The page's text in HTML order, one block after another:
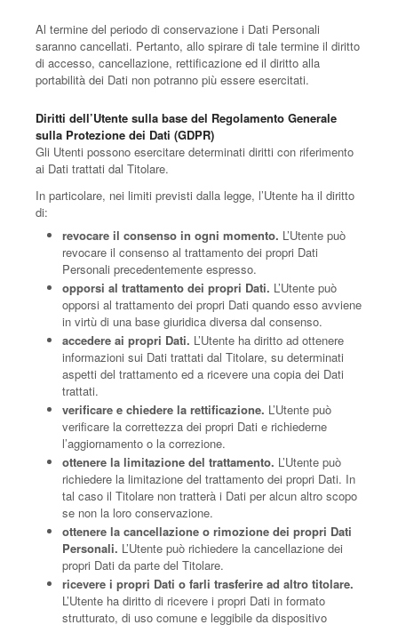
Al termine del periodo di conservazione i Dati Personali
saranno cancellati. Pertanto, allo spirare di tale termine il diritto
di accesso, cancellazione, rettificazione ed il diritto alla
portabilità dei Dati non potranno più essere esercitati.
Diritti dell’Utente sulla base del Regolamento Generale
sulla Protezione dei Dati (GDPR)
Gli Utenti possono esercitare determinati diritti con riferimento
ai Dati trattati dal Titolare.
In particolare, nei limiti previsti dalla legge, l’Utente ha il diritto
di:
revocare il consenso in ogni momento. L’Utente può
revocare il consenso al trattamento dei propri Dati
Personali precedentemente espresso.
opporsi al trattamento dei propri Dati. L’Utente può
opporsi al trattamento dei propri Dati quando esso avviene
in virtù di una base giuridica diversa dal consenso.
accedere ai propri Dati. L’Utente ha diritto ad ottenere
informazioni sui Dati trattati dal Titolare, su determinati
aspetti del trattamento ed a ricevere una copia dei Dati
trattati.
verificare e chiedere la rettificazione. L’Utente può
verificare la correttezza dei propri Dati e richiederne
l’aggiornamento o la correzione.
ottenere la limitazione del trattamento. L’Utente può
richiedere la limitazione del trattamento dei propri Dati. In
tal caso il Titolare non tratterà i Dati per alcun altro scopo
se non la loro conservazione.
ottenere la cancellazione o rimozione dei propri Dati
Personali. L’Utente può richiedere la cancellazione dei
propri Dati da parte del Titolare.
ricevere i propri Dati o farli trasferire ad altro titolare.
L’Utente ha diritto di ricevere i propri Dati in formato
strutturato, di uso comune e leggibile da dispositivo